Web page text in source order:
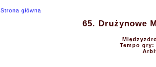
Strona główna
65. Drużynowe
Tempo gry: